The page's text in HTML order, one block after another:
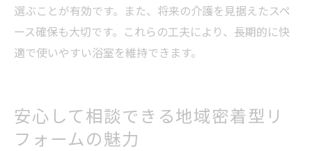
選ぶことが有効です。また、将来の介護を見据えたスペ
ース確保も大切です。これらの工夫により、長期的に快
適で使いやすい浴室を維持できます。
安心して相談できる地域密着型リ
フォームの魅力